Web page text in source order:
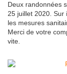
Deux randonnées
25 juillet 2020.
les mesures
Merci de votre
vite.